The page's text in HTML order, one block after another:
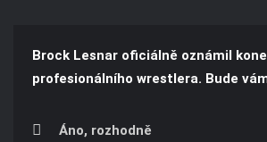
Brock Lesnar oficiálně oznámil
profesionálního wrestlera. Bude
Áno, rozhodně